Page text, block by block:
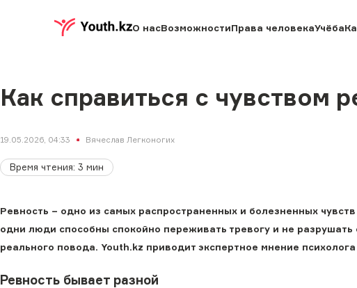
О насВозможностиПрава человекаУчёба
Как справиться с чувством
19.05.2026, 04:33 Вячеслав Легконогих
Время чтения: 3 мин
Ревность − одно из самых распространенных и болезненных
одни люди способны спокойно переживать тревогу и не
реального повода. Youth.kz приводит экспертное мнение
Ревность бывает разной